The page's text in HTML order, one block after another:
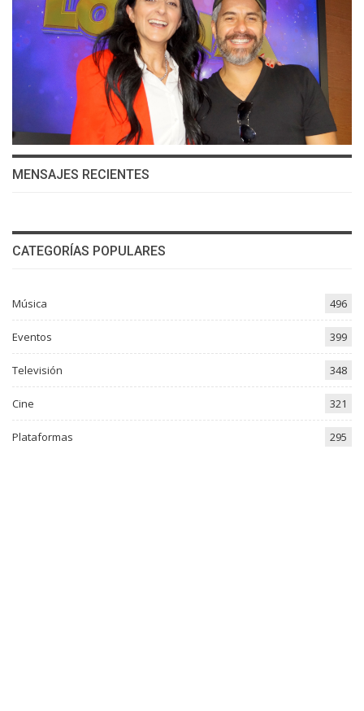
MENSAJES RECIENTES
CATEGORÍAS POPULARES
Música 496
Eventos 399
Televisión 348
Cine 321
Plataformas 295